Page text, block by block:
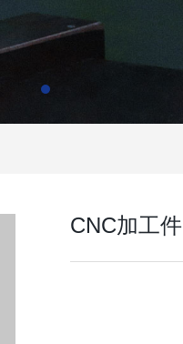
CNC加工件